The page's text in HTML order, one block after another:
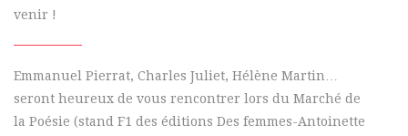
venir !
Emmanuel Pierrat, Charles Juliet, Hélène Martin…
seront heureux de vous rencontrer lors du Marché de
la Poésie (stand F1 des éditions Des femmes-Antoinette